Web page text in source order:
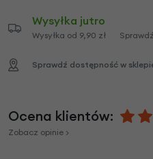
Wysyłka jutro
Wysyłka od 9,90 zł
Sprawdź dostępność w
Ocena klientów:
Zobacz opinie >